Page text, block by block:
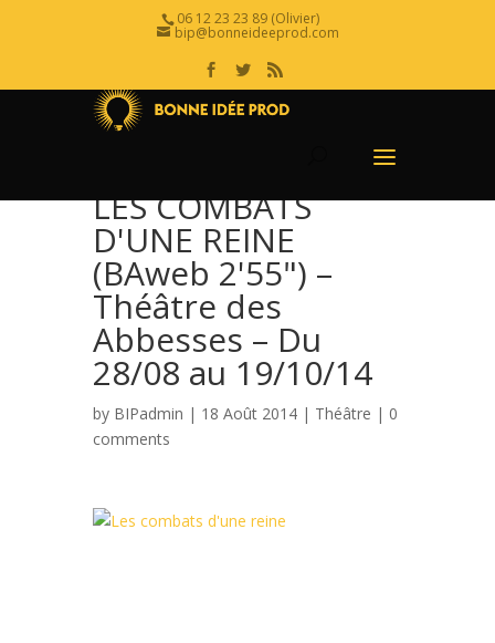
06 12 23 23 89 (Olivier)
bip@bonneideeprod.com
LES COMBATS
D'UNE REINE
(BAweb 2'55") –
Théâtre des
Abbesses – Du
28/08 au 19/10/14
by BIPadmin | 18 Août 2014 | Théâtre | 0
comments